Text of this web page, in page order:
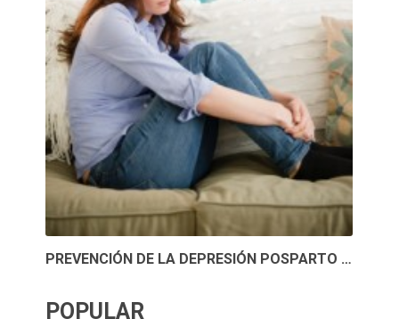
PREVENCIÓN DE LA DEPRESIÓN POSPARTO …
POPULAR